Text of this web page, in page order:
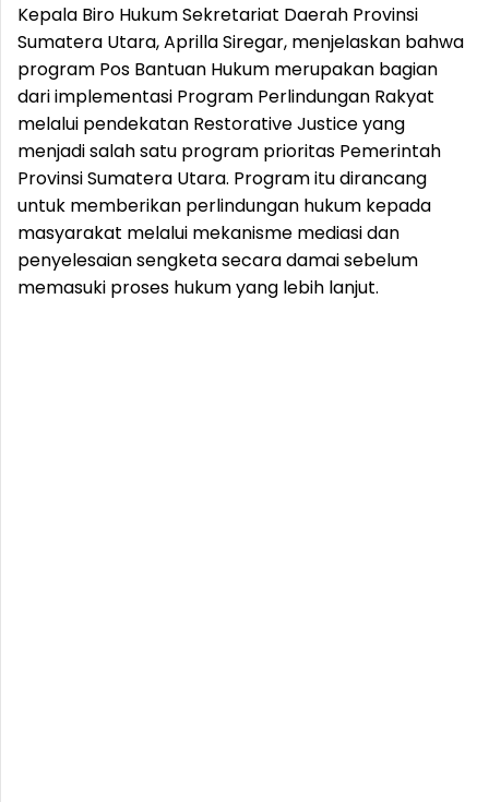
Kepala Biro Hukum Sekretariat Daerah Provinsi
Sumatera Utara, Aprilla Siregar, menjelaskan bahwa
program Pos Bantuan Hukum merupakan bagian
dari implementasi Program Perlindungan Rakyat
melalui pendekatan Restorative Justice yang
menjadi salah satu program prioritas Pemerintah
Provinsi Sumatera Utara. Program itu dirancang
untuk memberikan perlindungan hukum kepada
masyarakat melalui mekanisme mediasi dan
penyelesaian sengketa secara damai sebelum
memasuki proses hukum yang lebih lanjut.